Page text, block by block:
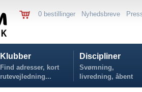
0 bestillinger Nyhedsbreve
Klubber
Find adresser, kort
rutevejledning...
Discipliner
Svømning,
livredning, åbent
vand...